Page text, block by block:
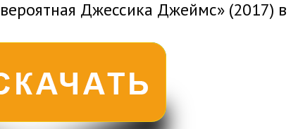
Джессика Джеймс» (2017) в